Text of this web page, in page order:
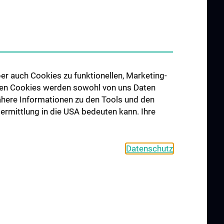
Researcher of the month
auch Cookies zu funktionellen, Marketing-
Cookies werden sowohl von uns Daten
Informationen zu den Tools und den
in die USA bedeuten kann. Ihre
Datenschutz